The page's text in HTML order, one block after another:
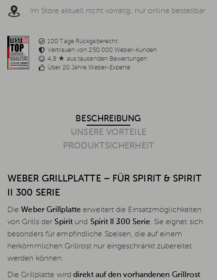
Im Store aktuell nicht vorrätig, nur online bestellbar
100 Tage Rückgaberecht
Vertrauen von 250.000 Weber-Kunden
4,8 ★ aus tausenden Bewertungen
Über 20 Jahre Weber-Experte
BESCHREIBUNG
UNSERE VORTEILE
PRODUKTSICHERHEIT
WEBER GRILLPLATTE – FÜR SPIRIT & SPIRIT
II 300 SERIE
Die Weber Grillplatte erweitert die Einsatzmöglichkeiten
von Grills der Spirit und Spirit II 300 Serie. Sie eignet sich
besonders für empfindliche Speisen, die auf einem
herkömmlichen Grillrost nur eingeschränkt zubereitet
werden können.
Die Grillplatte wirddirekt auf den vorhandenen Grillrost